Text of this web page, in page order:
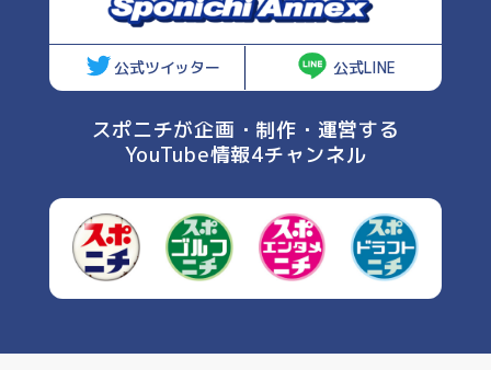
公式ツイッター 公式LINE
スポニチが企画・制作・運営する
YouTube情報4チャンネル